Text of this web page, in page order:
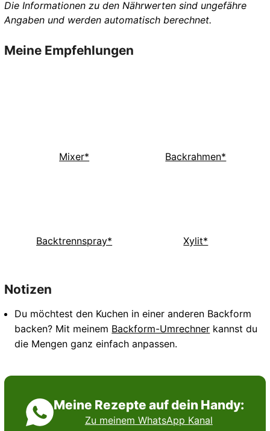
Die Informationen zu den Nährwerten sind ungefähre
Angaben und werden automatisch berechnet.
Meine Empfehlungen
Mixer* Backrahmen*
Backtrennspray* Xylit*
Notizen
Du möchtest den Kuchen in einer anderen Backform
backen? Mit meinem Backform-Umrechner kannst du
die Mengen ganz einfach anpassen.
Meine Rezepte auf dein Handy:
Zu meinem WhatsApp Kanal